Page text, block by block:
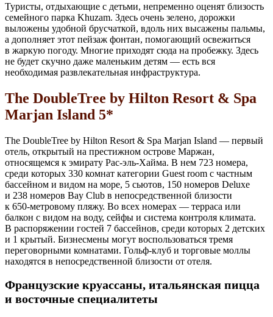
Туристы, отдыхающие с детьми, непременно оценят близость
семейного парка Khuzam. Здесь очень зелено, дорожки
выложены удобной брусчаткой, вдоль них высажены пальмы,
а дополняет этот пейзаж фонтан, помогающий освежиться
в жаркую погоду. Многие приходят сюда на пробежку. Здесь
не будет скучно даже маленьким детям — есть вся
необходимая развлекательная инфраструктура.
The DoubleTree by Hilton Resort & Spa
Marjan Island 5*
The DoubleTree by Hilton Resort & Spa Marjan Island — первый
отель, открытый на престижном острове Маржан,
относящемся к эмирату Рас-эль-Хайма. В нем 723 номера,
среди которых 330 комнат категории Guest room с частным
бассейном и видом на море, 5 сьютов, 150 номеров Deluxe
и 238 номеров Bay Club в непосредственной близости
к 650-метровому пляжу. Во всех номерах — терраса или
балкон с видом на воду, сейфы и система контроля климата.
В распоряжении гостей 7 бассейнов, среди которых 2 детских
и 1 крытый. Бизнесмены могут воспользоваться тремя
переговорными комнатами. Гольф-клуб и торговые моллы
находятся в непосредственной близости от отеля.
Французские круассаны, итальянская пицца
и восточные специалитеты